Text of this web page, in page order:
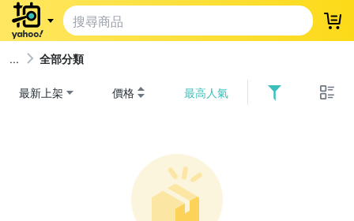
登
全部分類
最新上架 價格 最高人氣